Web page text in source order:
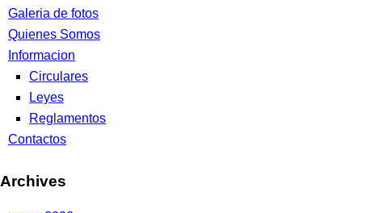
Galeria de fotos
Quienes Somos
Informacion
Circulares
Leyes
Reglamentos
Contactos
Archives